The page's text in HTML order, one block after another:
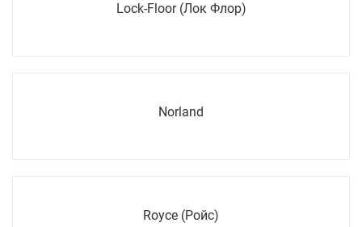
Lock-Floor (Лок Флор)
Norland
Royce (Ройс)